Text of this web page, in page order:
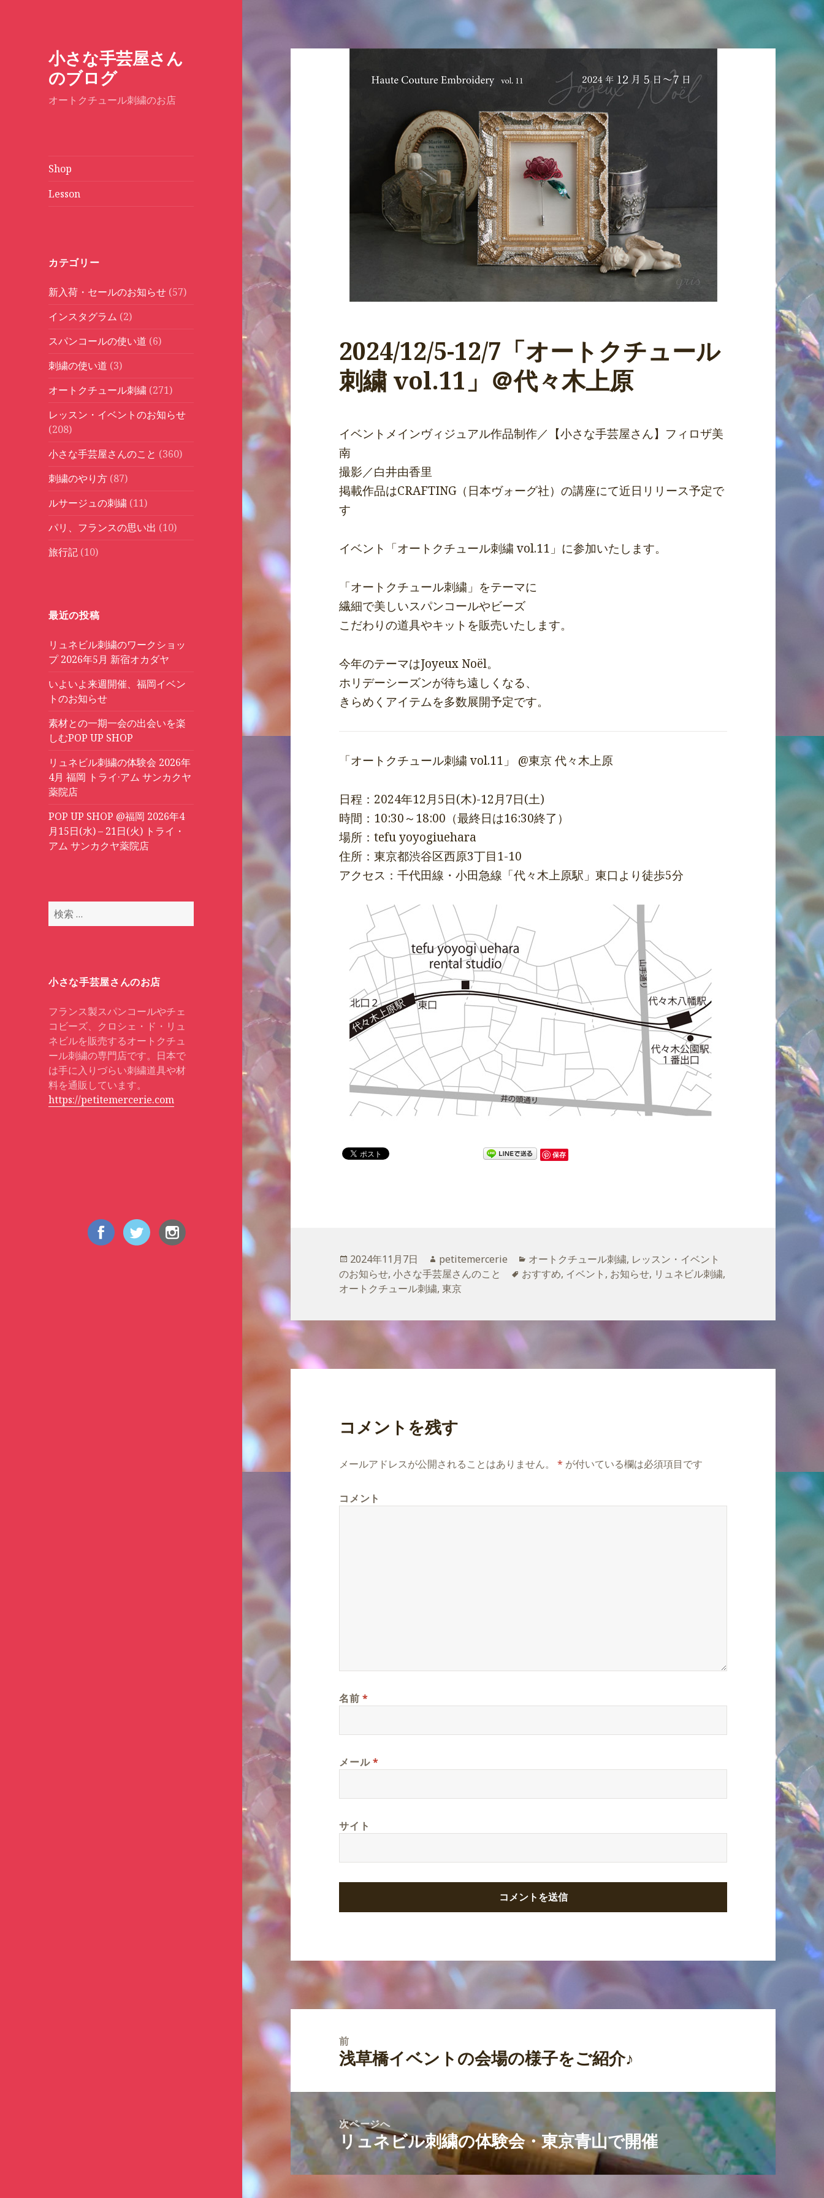
小さな手芸屋さん
のブログ
オートクチュール刺繍のお店
Shop
Lesson
カテゴリー
新入荷・セールのお知らせ (57)
インスタグラム (2)
スパンコールの使い道 (6)
刺繍の使い道 (3)
オートクチュール刺繍 (271)
レッスン・イベントのお知らせ
(208)
小さな手芸屋さんのこと (360)
刺繍のやり方 (87)
ルサージュの刺繍 (11)
パリ、フランスの思い出 (10)
旅行記 (10)
最近の投稿
リュネビル刺繍のワークショッ
プ 2026年5月 新宿オカダヤ
いよいよ来週開催、福岡イベン
トのお知らせ
素材との一期一会の出会いを楽
しむPOP UP SHOP
リュネビル刺繍の体験会 2026年
4月 福岡 トライ·アム サンカクヤ
薬院店
POP UP SHOP @福岡 2026年4
月15日(水) – 21日(火) トライ・
アム サンカクヤ薬院店
検
索
小さな手芸屋さんのお店
フランス製スパンコールやチェ
コビーズ、クロシェ・ド・リュ
ネビルを販売するオートクチュ
ール刺繍の専門店です。日本で
は手に入りづらい刺繍道具や材
料を通販しています。
https://petitemercerie.com
2024/12/5-12/7「オートクチュール
刺繍 vol.11」＠代々木上原
イベントメインヴィジュアル作品制作／【小さな手芸屋さん】フィロザ美
南
撮影／白井由香里
掲載作品はCRAFTING（日本ヴォーグ社）の講座にて近日リリース予定で
す
イベント「オートクチュール刺繍 vol.11」に参加いたします。
「オートクチュール刺繍」をテーマに
繊細で美しいスパンコールやビーズ
こだわりの道具やキットを販売いたします。
今年のテーマはJoyeux Noël。
ホリデーシーズンが待ち遠しくなる、
きらめくアイテムを多数展開予定です。
「オートクチュール刺繍 vol.11」 @東京 代々木上原
日程：2024年12月5日(木)-12月7日(土)
時間：10:30～18:00（最終日は16:30終了）
場所：tefu yoyogiuehara
住所：東京都渋谷区西原3丁目1-10
アクセス：千代田線・小田急線「代々木上原駅」東口より徒歩5分
保存
投
稿
日:
2024年11月7日
作
成
者
petitemercerie
カ
テ
ー
オートクチュール刺繍, レッスン・イベント
のお知らせ,小さな手芸屋さんのこと
タ
おすすめ, イベント , お知らせ, リュネビル刺繍,
オートクチュール刺繍,東京
コメントを残す
メールアドレスが公開されることはありません。 * が付いている欄は必須項目です
コメント
名前*
メール*
サイト
ゲ
ー
シ
ョ
ン
前
前
投
浅草橋イベントの会場の様子をご紹介♪
次ページへ
次
の
投
リュネビル刺繍の体験会・東京青山で開催